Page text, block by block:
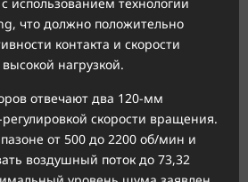
что должно положительно
контакта и скорости
нагрузкой.
отвечают два 120-мм
скорости вращения.
от 500 до 2200 об/мин и
воздушный поток до 73,32